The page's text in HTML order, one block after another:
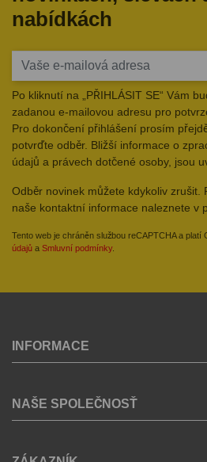
nabídkách
Po kliknutí na „PŘIHLÁSIT SE“ Vám
zadanou e-mailovou adresu pro
Pro dokončení přihlášení prosím
potvrďte odběr. Bližší informace o
údajů a právech dotčené osoby, jsou
Odběr novinek můžete kdykoliv zrušit.
naše kontaktní informace naleznete v
Tento web je chráněn službou reCAPTCHA a platí
údajů a Smluvní podmínky.
INFORMACE
NAŠE SPOLEČNOSŤ